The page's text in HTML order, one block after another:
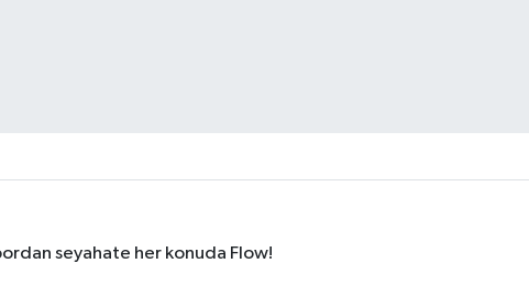
seyahate her konuda Flow!